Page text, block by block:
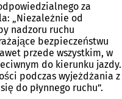
za
„Niezależnie od
nadzoru ruchu
bezpieczeństwu
przede wszystkim, w
do kierunku jazdy.
podczas wyjeżdżania z
do płynnego ruchu”.